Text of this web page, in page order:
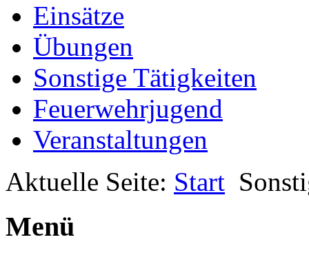
Einsätze
Übungen
Sonstige Tätigkeiten
Feuerwehrjugend
Veranstaltungen
Aktuelle Seite: Start
Menü